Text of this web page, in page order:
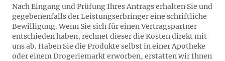
Nach Eingang und Prüfung Ihres Antrags erhalten Sie und
gegebenenfalls der Leistungserbringer eine schriftliche
Bewilligung. Wenn Sie sich für einen Vertragspartner
entschieden haben, rechnet dieser die Kosten direkt mit
uns ab. Haben Sie die Produkte selbst in einer Apotheke
oder einem Drogeriemarkt erworben, erstatten wir Ihnen